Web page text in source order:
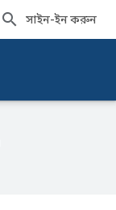
সাইন-ইন করুন